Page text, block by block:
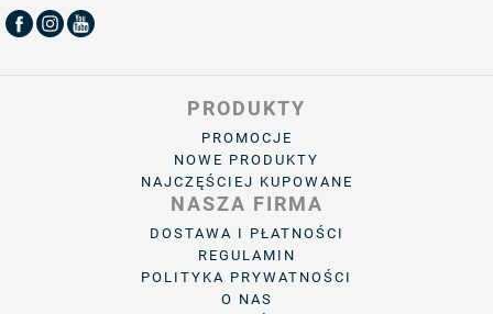
PRODUKTY
PROMOCJE
NOWE PRODUKTY
NAJCZĘŚCIEJ KUPOWANE
NASZA FIRMA
DOSTAWA I PŁATNOŚCI
REGULAMIN
POLITYKA PRYWATNOŚCI
O NAS